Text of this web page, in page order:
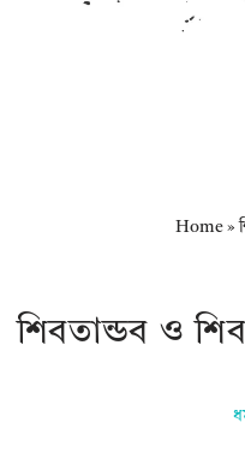
Home »
শিবতান্ডব ও